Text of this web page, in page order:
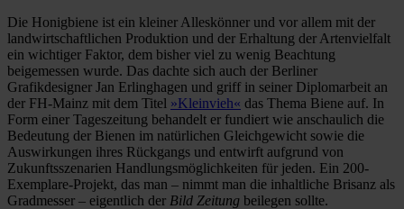
Die Honigbiene ist ein kleiner Alleskönner und vor allem mit der
landwirtschaftlichen Produktion und der Erhaltung der Artenvielfalt
ein wichtiger Faktor, dem bisher viel zu wenig Beachtung
beigemessen wurde. Das dachte sich auch der Berliner
Grafikdesigner Jan Erlinghagen und griff in seiner Diplomarbeit an
der FH-Mainz mit dem Titel »Kleinvieh« das Thema Biene auf. In
Form einer Tageszeitung behandelt er fundiert wie anschaulich die
Bedeutung der Bienen im natürlichen Gleichgewicht sowie die
Auswirkungen ihres Rückgangs und entwirft aufgrund von
Zukunftsszenarien Handlungsmöglichkeiten für jeden. Ein 200-
Exemplare-Projekt, das man – nimmt man die inhaltliche Brisanz als
Gradmesser – eigentlich der Bild Zeitung beilegen sollte.